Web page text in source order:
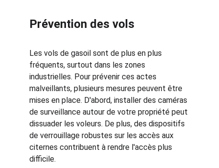
Prévention des vols
Les vols de gasoil sont de plus en plus
fréquents, surtout dans les zones
industrielles. Pour prévenir ces actes
malveillants, plusieurs mesures peuvent être
mises en place. D'abord, installer des caméras
de surveillance autour de votre propriété peut
dissuader les voleurs. De plus, des dispositifs
de verrouillage robustes sur les accès aux
citernes contribuent à rendre l'accès plus
difficile.